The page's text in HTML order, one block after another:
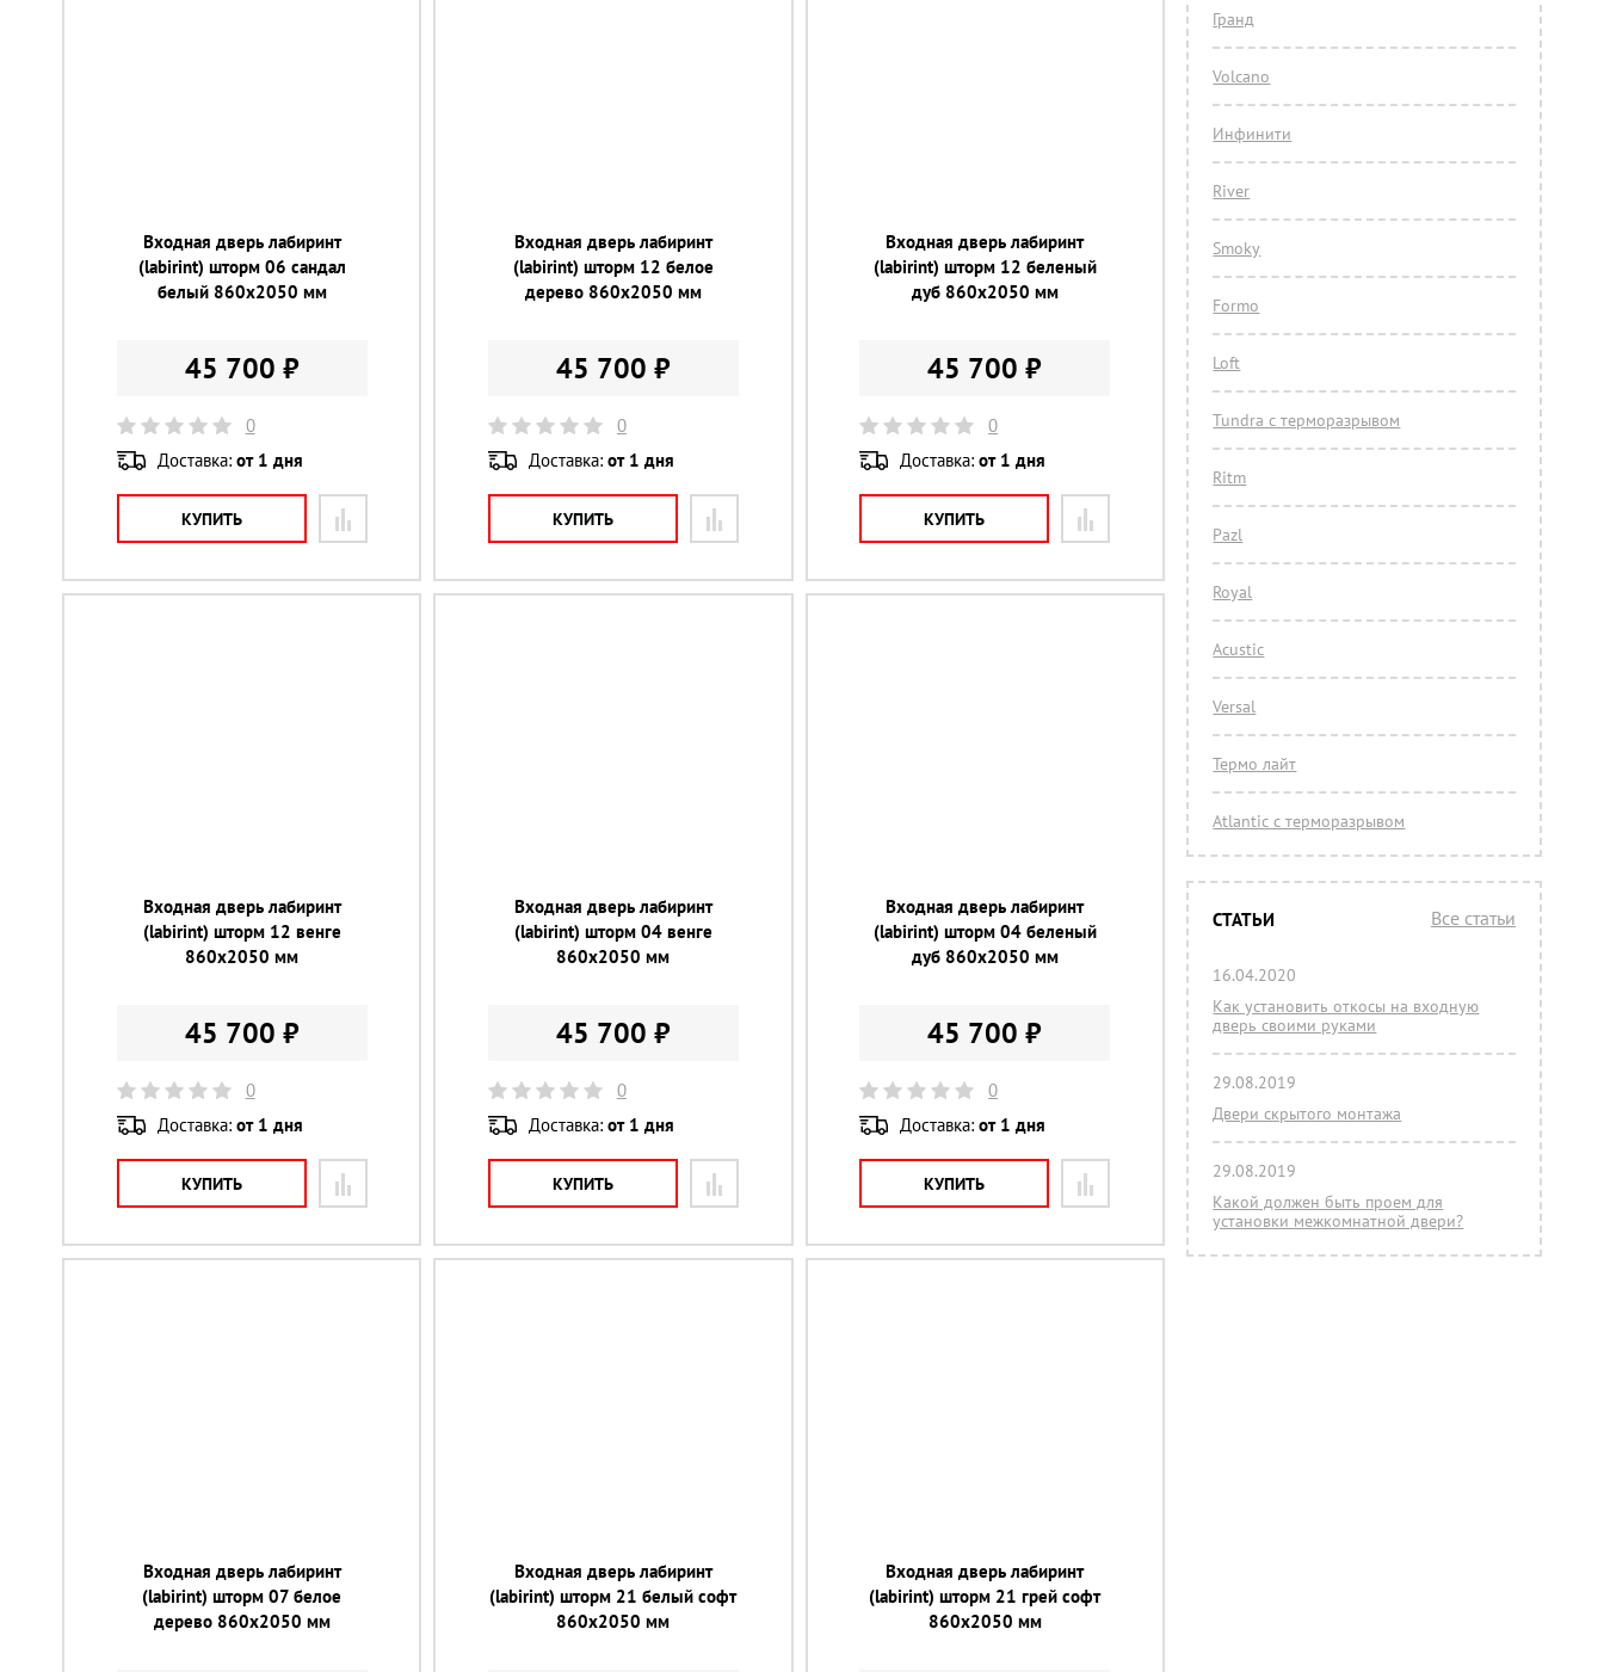
Входная дверь лабиринт
(labirint) шторм 06 сандал
белый 860х2050 мм
45 700 ₽
0
Доставка: от 1 дня
КУПИТЬ
Входная дверь лабиринт
(labirint) шторм 12 белое
дерево 860х2050 мм
45 700 ₽
0
Доставка: от 1 дня
КУПИТЬ
Входная дверь лабиринт
(labirint) шторм 12 беленый
дуб 860х2050 мм
45 700 ₽
0
Доставка:от 1 дня
КУПИТЬ
Входная дверь лабиринт
(labirint) шторм 12 венге
860х2050 мм
45 700 ₽
0
Доставка: от 1 дня
КУПИТЬ
Входная дверь лабиринт
(labirint) шторм 04 венге
860х2050 мм
45 700 ₽
0
Доставка: от 1 дня
КУПИТЬ
Входная дверь лабиринт
(labirint) шторм 04 беленый
дуб 860х2050 мм
45 700 ₽
0
Доставка:от 1 дня
КУПИТЬ
Входная дверь лабиринт
(labirint) шторм 07 белое
дерево 860х2050 мм
Входная дверь лабиринт
(labirint) шторм 21 белый софт
860х2050 мм
Входная дверь лабиринт
(labirint) шторм 21 грей софт
860х2050 мм
Гранд
Volcano
Инфинити
River
Smoky
Formo
Loft
Tundra с терморазрывом
Ritm
Pazl
Royal
Acustic
Versal
Термо лайт
Atlantic с терморазрывом
СТАТЬИ Все статьи
16.04.2020
Как установить откосы на входную
дверь своими руками
29.08.2019
Двери скрытого монтажа
29.08.2019
Какой должен быть проем для
установки межкомнатной двери?